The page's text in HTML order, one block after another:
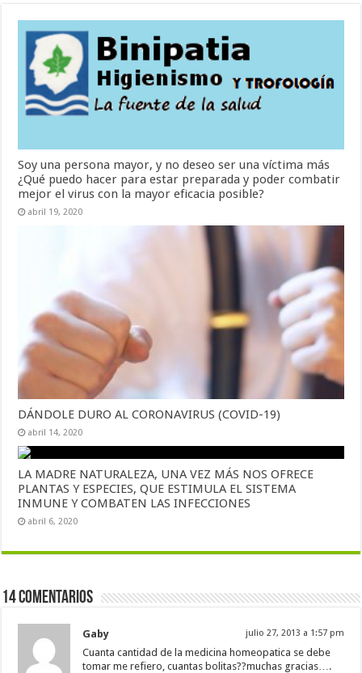
Soy una persona mayor, y no deseo ser una víctima más
¿Qué puedo hacer para estar preparada y poder combatir
mejor el virus con la mayor eficacia posible?
abril 19, 2020
DÁNDOLE DURO AL CORONAVIRUS (COVID-19)
abril 14, 2020
LA MADRE NATURALEZA, UNA VEZ MÁS NOS OFRECE
PLANTAS Y ESPECIES, QUE ESTIMULA EL SISTEMA
INMUNE Y COMBATEN LAS INFECCIONES
abril 6, 2020
14 comentarios
Gaby julio 27, 2013 a 1:57 pm
Cuanta cantidad de la medicina homeopatica se debe
tomar me refiero, cuantas bolitas??muchas gracias….